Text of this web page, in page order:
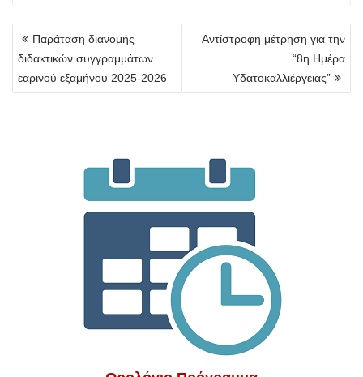
Πλοήγηση
άρθρων
Παράταση διανομής
διδακτικών συγγραμμάτων
εαρινού εξαμήνου 2025-2026
Αντίστροφη μέτρηση για την
“8η Ημέρα
Υδατοκαλλιέργειας”